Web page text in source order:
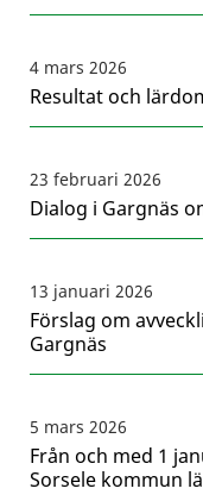
4 mars 2026
Resultat och
23 februari 2026
Dialog i Gargnäs
13 januari 2026
Förslag om
Gargnäs
5 mars 2026
Från och med 1
Sorsele kommun